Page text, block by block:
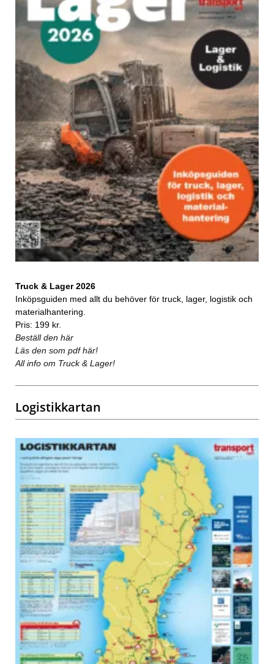
Truck & Lager 2026
Inköpsguiden med allt du behöver för truck, lager, logistik och
materialhantering.
Pris: 199 kr.
Beställ den här
Läs den som pdf här!
All info om Truck & Lager!
Logistikkartan